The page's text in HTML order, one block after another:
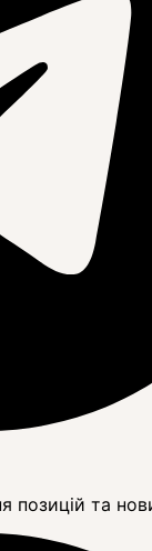
позицій та